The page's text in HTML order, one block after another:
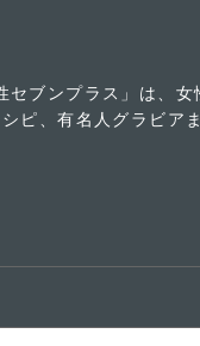
セブンプラス」は、
ピ、有名人グラビア